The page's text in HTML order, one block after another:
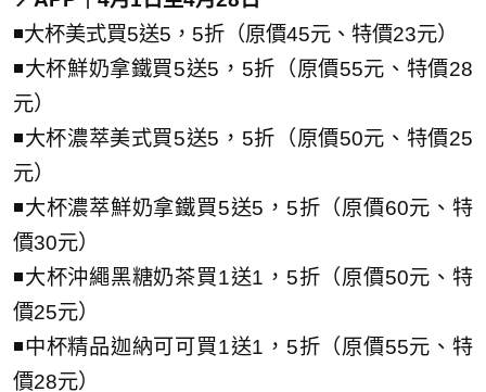
◾大杯美式買5送5，5折（原價45元、特價23元）
◾大杯鮮奶拿鐵買5送5，5折（原價55元、特價28
元）
◾大杯濃萃美式買5送5，5折（原價50元、特價25
元）
◾大杯濃萃鮮奶拿鐵買5送5，5折（原價60元、特
價30元）
◾大杯沖繩黑糖奶茶買1送1，5折（原價50元、特
價25元）
◾中杯精品迦納可可買1送1，5折（原價55元、特
價28元）